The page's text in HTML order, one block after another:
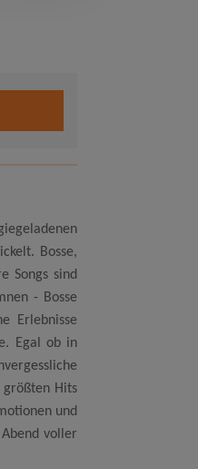
Bosse,
Songs sind
- Bosse
Erlebnisse
Egal ob in
größten Hits
und
voller